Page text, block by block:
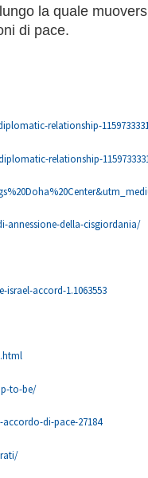
la quale
di pace.
relationship-
relationship-
della-cisgiordania/
accord-1.1063553
to-be/
di-pace-27184